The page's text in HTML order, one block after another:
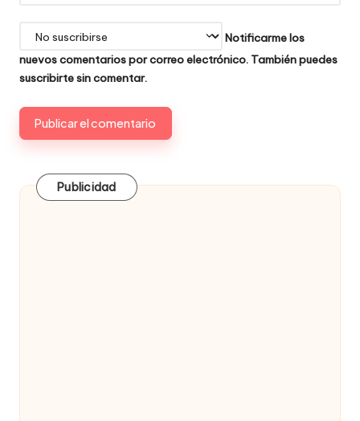
Notificarme los
nuevos comentarios por correo electrónico. También puedes
suscribirtesin comentar.
Publicidad